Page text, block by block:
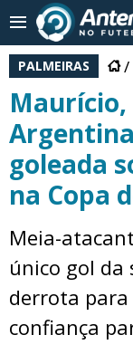
PALMEIRAS
goleada
na Copa
Meia-
único gol da
derrota para
confiança